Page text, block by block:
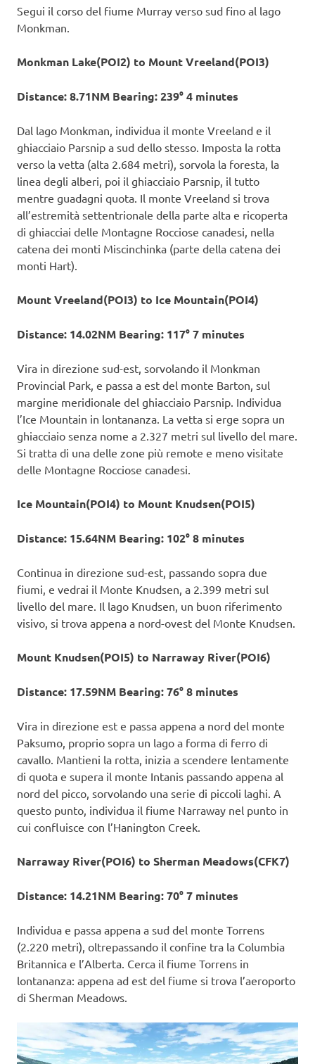
Segui il corso del fiume Murray verso sud fino al lago
Monkman.
Monkman Lake(POI2) to Mount Vreeland(POI3)
Distance: 8.71NM Bearing: 239° 4 minutes
Dal lago Monkman, individua il monte Vreeland e il
ghiacciaio Parsnip a sud dello stesso. Imposta la rotta
verso la vetta (alta 2.684 metri), sorvola la foresta, la
linea degli alberi, poi il ghiacciaio Parsnip, il tutto
mentre guadagni quota. Il monte Vreeland si trova
all’estremità settentrionale della parte alta e ricoperta
di ghiacciai delle Montagne Rocciose canadesi, nella
catena dei monti Miscinchinka (parte della catena dei
monti Hart).
Mount Vreeland(POI3) to Ice Mountain(POI4)
Distance: 14.02NM Bearing: 117° 7 minutes
Vira in direzione sud-est, sorvolando il Monkman
Provincial Park, e passa a est del monte Barton, sul
margine meridionale del ghiacciaio Parsnip. Individua
l’Ice Mountain in lontananza. La vetta si erge sopra un
ghiacciaio senza nome a 2.327 metri sul livello del mare.
Si tratta di una delle zone più remote e meno visitate
delle Montagne Rocciose canadesi.
Ice Mountain(POI4) to Mount Knudsen(POI5)
Distance: 15.64NM Bearing: 102° 8 minutes
Continua in direzione sud-est, passando sopra due
fiumi, e vedrai il Monte Knudsen, a 2.399 metri sul
livello del mare. Il lago Knudsen, un buon riferimento
visivo, si trova appena a nord-ovest del Monte Knudsen.
Mount Knudsen(POI5) to Narraway River(POI6)
Distance: 17.59NM Bearing: 76° 8 minutes
Vira in direzione est e passa appena a nord del monte
Paksumo, proprio sopra un lago a forma di ferro di
cavallo. Mantieni la rotta, inizia a scendere lentamente
di quota e supera il monte Intanis passando appena al
nord del picco, sorvolando una serie di piccoli laghi. A
questo punto, individua il fiume Narraway nel punto in
cui confluisce con l’Hanington Creek.
Narraway River(POI6) to Sherman Meadows(CFK7)
Distance: 14.21NM Bearing: 70° 7 minutes
Individua e passa appena a sud del monte Torrens
(2.220 metri), oltrepassando il confine tra la Columbia
Britannica e l’Alberta. Cerca il fiume Torrens in
lontananza: appena ad est del fiume si trova l’aeroporto
di Sherman Meadows.